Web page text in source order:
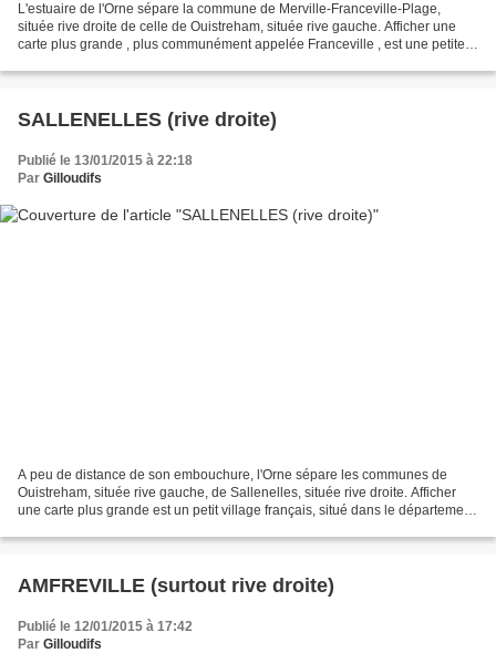
L'estuaire de l'Orne sépare la commune de Merville-Franceville-Plage,
située rive droite de celle de Ouistreham, située rive gauche. Afficher une
carte plus grande , plus communément appelée Franceville , est une petite
SALLENELLES (rive droite)
Publié le 13/01/2015 à 22:18
Par Gilloudifs
A peu de distance de son embouchure, l'Orne sépare les communes de
Ouistreham, située rive gauche, de Sallenelles, située rive droite. Afficher
une carte plus grande est un petit village français, situé dans le département
AMFREVILLE (surtout rive droite)
Publié le 12/01/2015 à 17:42
Par Gilloudifs